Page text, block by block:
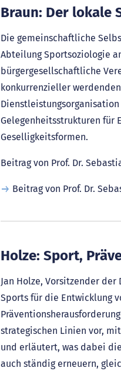
Braun: Der lokale
Die gemeinschaftliche
Abteilung Sportsoziologie
bürgergesellschaftliche
konkurrenzieller
Gelegenheitsstrukturen für
Geselligkeitsformen.
Beitrag von Prof. Dr.
Beitrag von Prof. Dr.
Holze: Sport,
Jan Holze, Vorsitzender
Sports für die Entwicklung
strategischen Linien vor,
und erläutert, was dabei
auch ständig erneuern,